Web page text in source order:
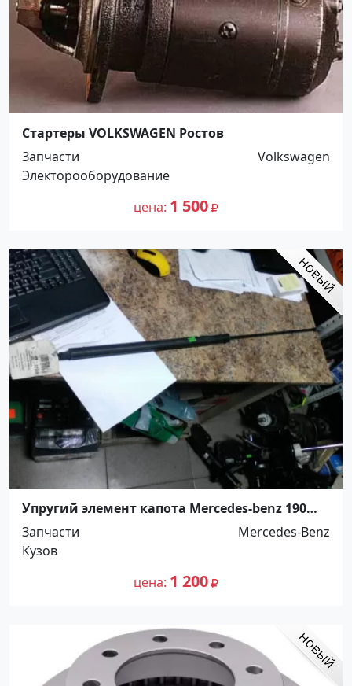
Стартеры VOLKSWAGEN Ростов
Запчасти
Volkswagen
Электорооборудование
цена 1 500
Упругий элемент капота Mercedes-benz 190
Краснодар
Запчасти
Mercedes-Benz
Кузов
цена 1 200